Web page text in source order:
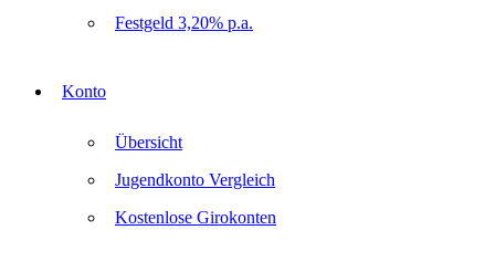
Festgeld 3,20% p.a.
Konto
Übersicht
Jugendkonto Vergleich
Kostenlose Girokonten